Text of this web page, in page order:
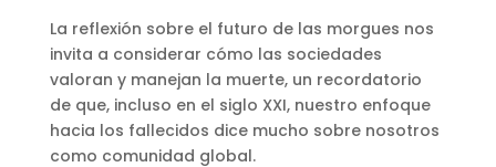
La reflexión sobre el futuro de las morgues nos
invita a considerar cómo las sociedades
valoran y manejan la muerte, un recordatorio
de que, incluso en el siglo XXI, nuestro enfoque
hacia los fallecidos dice mucho sobre nosotros
como comunidad global.